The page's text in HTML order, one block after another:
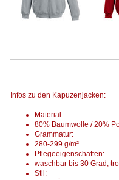
Infos zu den Kapuzenjacken:
Material:
80% Baumwolle / 20%
Grammatur:
280-299 g/m²
Pflege­eigenschaften:
waschbar bis 30 Grad,
Stil: